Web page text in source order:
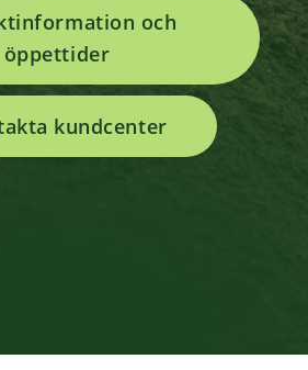
och
öppettider
kundcenter